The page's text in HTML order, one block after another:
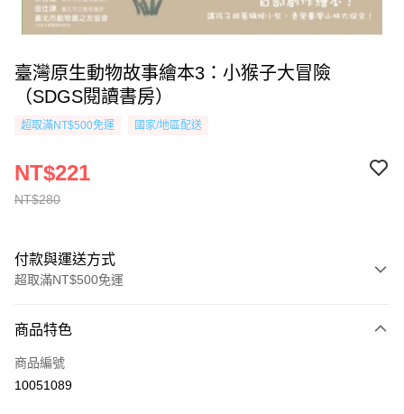
臺灣原生動物故事繪本3：小猴子大冒險
（SDGS閱讀書房）
超取滿NT$500免運 國家/地區配送
NT$280
NT$221
付款與運送方式
超取滿NT$500免運
信用卡一次付款
超商取貨付款
商品特色
商品編號
10051089